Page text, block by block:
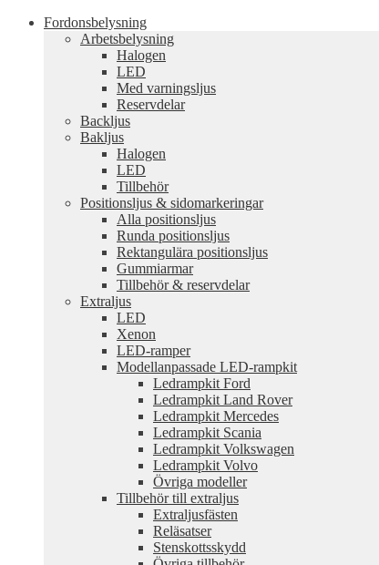
Fordonsbelysning
Arbetsbelysning
Halogen
LED
Med varningsljus
Reservdelar
Backljus
Bakljus
Halogen
LED
Tillbehör
Positionsljus & sidomarkeringar
Alla positionsljus
Runda positionsljus
Rektangulära positionsljus
Gummiarmar
Tillbehör & reservdelar
Extraljus
LED
Xenon
LED-ramper
Modellanpassade LED-rampkit
Ledrampkit Ford
Ledrampkit Land Rover
Ledrampkit Mercedes
Ledrampkit Scania
Ledrampkit Volkswagen
Ledrampkit Volvo
Övriga modeller
Tillbehör till extraljus
Extraljusfästen
Reläsatser
Stenskottsskydd